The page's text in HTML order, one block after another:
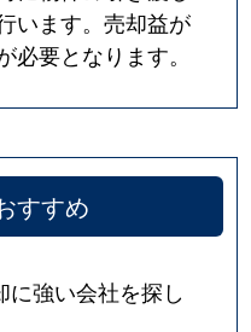
います。売却益が
要となります。
すすめ
強い会社を探し